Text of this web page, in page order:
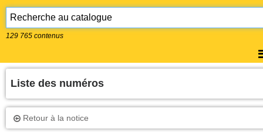
129 765 contenus
Liste des numéros
Retour à la notice